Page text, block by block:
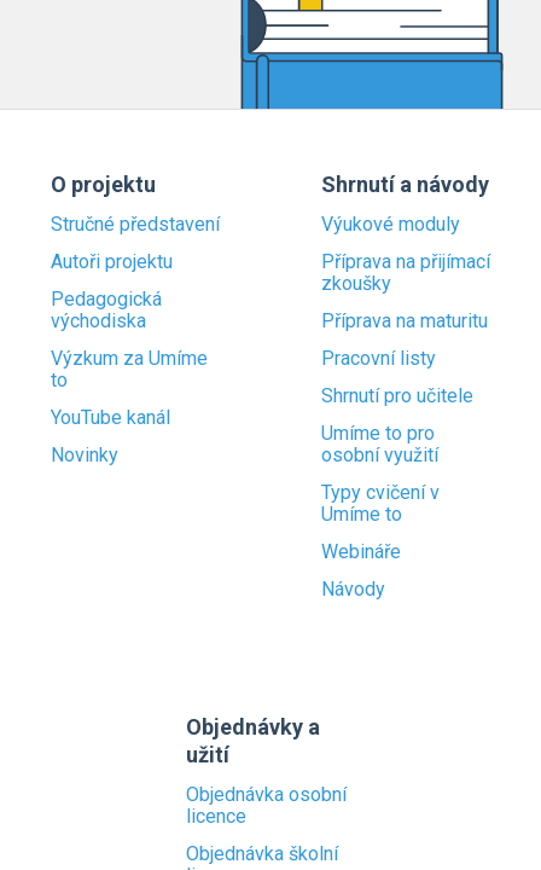
O projektu
Stručné představení
Autoři projektu
Pedagogická
východiska
Výzkum za Umíme
to
YouTube kanál
Novinky
Shrnutí a návody
Výukové moduly
Příprava na přijímací
zkoušky
Příprava na maturitu
Pracovní listy
Shrnutí pro učitele
Umíme to pro
osobní využití
Typy cvičení v
Umíme to
Webináře
Návody
Objednávky a
užití
Objednávka osobní
licence
Objednávka školní